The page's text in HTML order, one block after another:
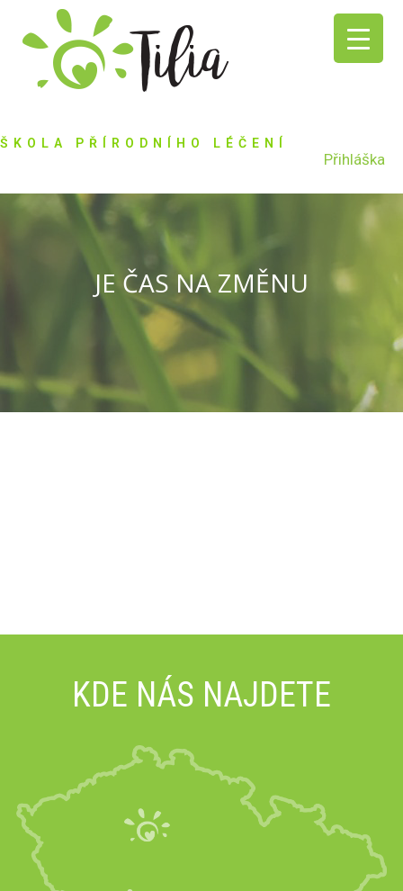
ŠKOLA PŘÍRODNÍHO LÉČENÍ
Přihláška
JE ČAS NA ZMĚNU
KDE NÁS NAJDETE